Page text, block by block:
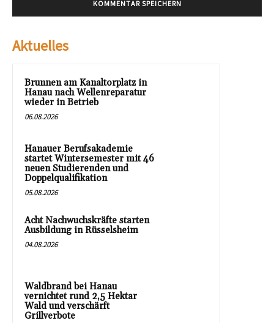
Aktuelles
Brunnen am Kanaltorplatz in
Hanau nach Wellenreparatur
wieder in Betrieb
06.08.2026
Hanauer Berufsakademie
startet Wintersemester mit 46
neuen Studierenden und
Doppelqualifikation
05.08.2026
Acht Nachwuchskräfte starten
Ausbildung in Rüsselsheim
04.08.2026
Waldbrand bei Hanau
vernichtet rund 2,5 Hektar
Wald und verschärft
Grillverbote